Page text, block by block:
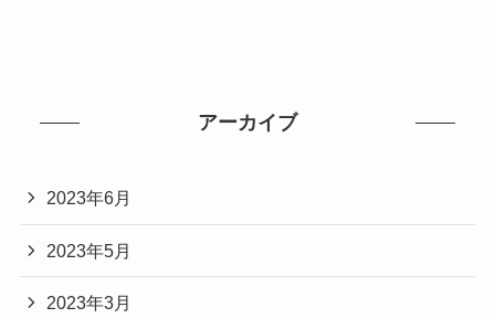
アーカイブ
2023年6月
2023年5月
2023年3月